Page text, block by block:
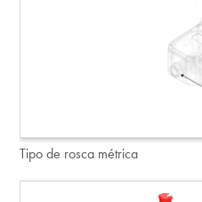
Tipo de rosca métrica